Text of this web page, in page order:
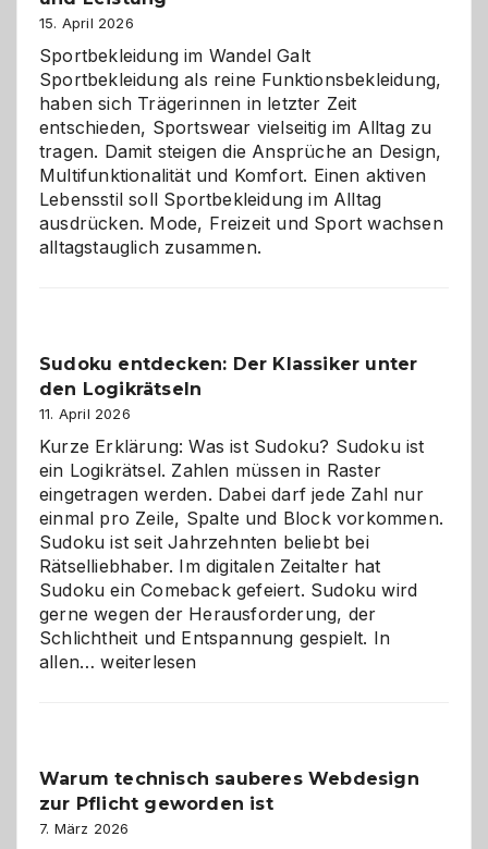
Chaos
15. April 2026
Sportbekleidung im Wandel Galt
Sportbekleidung als reine Funktionsbekleidung,
haben sich Trägerinnen in letzter Zeit
entschieden, Sportswear vielseitig im Alltag zu
tragen. Damit steigen die Ansprüche an Design,
Multifunktionalität und Komfort. Einen aktiven
Lebensstil soll Sportbekleidung im Alltag
ausdrücken. Mode, Freizeit und Sport wachsen
alltagstauglich zusammen.
Sudoku entdecken: Der Klassiker unter
den Logikrätseln
11. April 2026
Kurze Erklärung: Was ist Sudoku? Sudoku ist
ein Logikrätsel. Zahlen müssen in Raster
eingetragen werden. Dabei darf jede Zahl nur
einmal pro Zeile, Spalte und Block vorkommen.
Sudoku ist seit Jahrzehnten beliebt bei
Rätselliebhaber. Im digitalen Zeitalter hat
Sudoku ein Comeback gefeiert. Sudoku wird
gerne wegen der Herausforderung, der
Schlichtheit und Entspannung gespielt. In
allen…Sudoku
den
Logikrätseln
weiterlesen
Warum technisch sauberes Webdesign
zur Pflicht geworden ist
7. März 2026